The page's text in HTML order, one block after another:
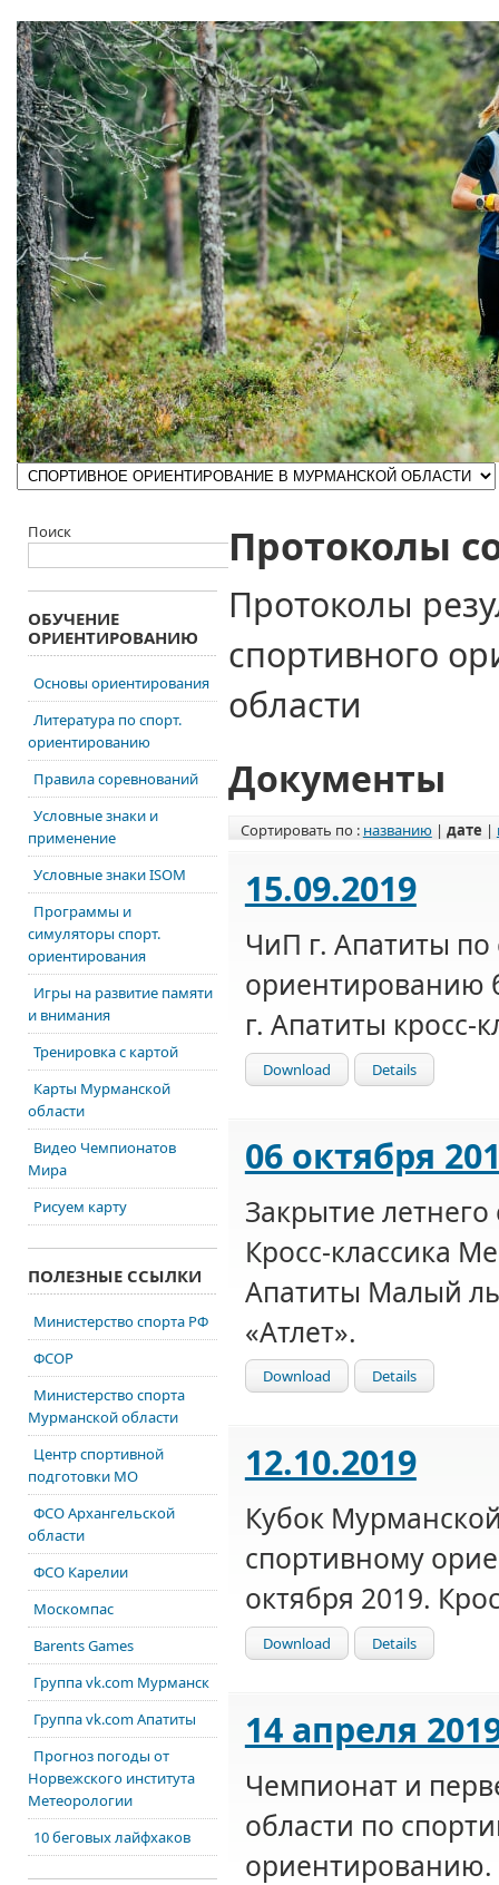
Протоколы
Протоколы
спортивного
области
Документы
Сортировать по : названию| дате |
15.09.2019
ЧиП г. Апатиты
ориентированию
г. Апатиты кросс-
Download Details
06 октября
Закрытие летнего
Кросс-классика
Апатиты Малый
«Атлет».
Download Details
12.10.2019
Кубок
спортивному
октября 2019.
Download Details
14 апреля
Чемпионат и
области по
ориентированию.
Поиск
ОБУЧЕНИЕ
ОРИЕНТИРОВАНИЮ
Основы ориентирования
Литература по спорт.
ориентированию
Правила соревнований
Условные знаки и
применение
Условные знаки ISOM
Программы и
симуляторы спорт.
ориентирования
Игры на развитие памяти
и внимания
Тренировка с картой
Карты Мурманской
области
Видео Чемпионатов
Мира
Рисуем карту
ПОЛЕЗНЫЕ ССЫЛКИ
Министерство спорта РФ
ФСОР
Министерство спорта
Мурманской области
Центр спортивной
подготовки МО
ФСО Архангельской
области
ФСО Карелии
Москомпас
Barents Games
Группа vk.com Мурманск
Группа vk.com Апатиты
Прогноз погоды от
Норвежского института
Метеорологии
10 беговых лайфхаков